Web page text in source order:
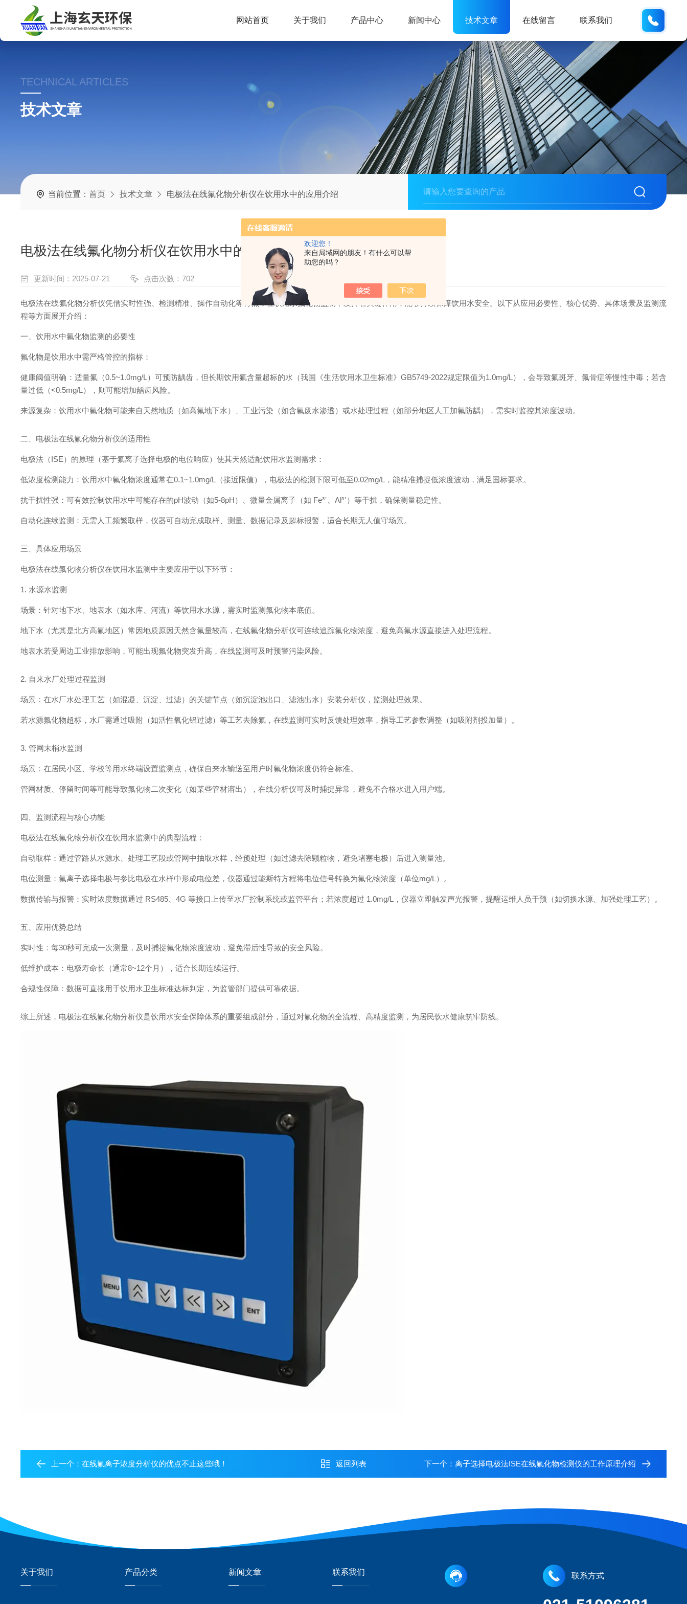
欢迎您！
来自局域网的朋友！有什么可以帮
助您的吗？
网站首页 关于我们 产品中心 新闻中心 技术文章 在线留言 联系我们
TECHNICAL ARTICLES
技术文章
当前位置：首页 技术文章 电极法在线氟化物分析仪在饮用水中的应用介绍
电极法在线氟化物分析仪在饮用水中的应用介绍
更新时间：2025-07-21 点击次数：702
电极法在线氟化物分析仪凭借实时性强、检测精准、操作自动化等特点，在饮用水氟化物监测中发挥着关键作用，能够持续保障饮用水安全。以下从应用必要性、核心优势、具体场景及监测流
程等方面展开介绍：
一、饮用水中氟化物监测的必要性
氟化物是饮用水中需严格管控的指标：
健康阈值明确：适量氟（0.5~1.0mg/L）可预防龋齿，但长期饮用氟含量超标的水（我国《生活饮用水卫生标准》GB5749-2022规定限值为1.0mg/L），会导致氟斑牙、氟骨症等慢性中毒；若含
量过低（<0.5mg/L），则可能增加龋齿风险。
来源复杂：饮用水中氟化物可能来自天然地质（如高氟地下水）、工业污染（如含氟废水渗透）或水处理过程（如部分地区人工加氟防龋），需实时监控其浓度波动。
二、电极法在线氟化物分析仪的适用性
电极法（ISE）的原理（基于氟离子选择电极的电位响应）使其天然适配饮用水监测需求：
低浓度检测能力：饮用水中氟化物浓度通常在0.1~1.0mg/L（接近限值），电极法的检测下限可低至0.02mg/L，能精准捕捉低浓度波动，满足国标要求。
抗干扰性强：可有效控制饮用水中可能存在的pH波动（如5-8pH）、微量金属离子（如 Fe³⁺、Al³⁺）等干扰，确保测量稳定性。
自动化连续监测：无需人工频繁取样，仪器可自动完成取样、测量、数据记录及超标报警，适合长期无人值守场景。
三、具体应用场景
电极法在线氟化物分析仪在饮用水监测中主要应用于以下环节：
1. 水源水监测
场景：针对地下水、地表水（如水库、河流）等饮用水水源，需实时监测氟化物本底值。
地下水（尤其是北方高氟地区）常因地质原因天然含氟量较高，在线氟化物分析仪可连续追踪氟化物浓度，避免高氟水源直接进入处理流程。
地表水若受周边工业排放影响，可能出现氟化物突发升高，在线监测可及时预警污染风险。
2. 自来水厂处理过程监测
场景：在水厂水处理工艺（如混凝、沉淀、过滤）的关键节点（如沉淀池出口、滤池出水）安装分析仪，监测处理效果。
若水源氟化物超标，水厂需通过吸附（如活性氧化铝过滤）等工艺去除氟，在线监测可实时反馈处理效率，指导工艺参数调整（如吸附剂投加量）。
3. 管网末梢水监测
场景：在居民小区、学校等用水终端设置监测点，确保自来水输送至用户时氟化物浓度仍符合标准。
管网材质、停留时间等可能导致氟化物二次变化（如某些管材溶出），在线分析仪可及时捕捉异常，避免不合格水进入用户端。
四、监测流程与核心功能
电极法在线氟化物分析仪在饮用水监测中的典型流程：
自动取样：通过管路从水源水、处理工艺段或管网中抽取水样，经预处理（如过滤去除颗粒物，避免堵塞电极）后进入测量池。
电位测量：氟离子选择电极与参比电极在水样中形成电位差，仪器通过能斯特方程将电位信号转换为氟化物浓度（单位mg/L）。
数据传输与报警：实时浓度数据通过 RS485、4G 等接口上传至水厂控制系统或监管平台；若浓度超过 1.0mg/L，仪器立即触发声光报警，提醒运维人员干预（如切换水源、加强处理工艺）。
五、应用优势总结
实时性：每30秒可完成一次测量，及时捕捉氟化物浓度波动，避免滞后性导致的安全风险。
低维护成本：电极寿命长（通常8~12个月），适合长期连续运行。
合规性保障：数据可直接用于饮用水卫生标准达标判定，为监管部门提供可靠依据。
综上所述，电极法在线氟化物分析仪是饮用水安全保障体系的重要组成部分，通过对氟化物的全流程、高精度监测，为居民饮水健康筑牢防线。
上一个：在线氟离子浓度分析仪的优点不止这些哦！ 返回列表 下一个： 离子选择电极法ISE在线氟化物检测仪的工作原理介绍
关于我们 产品分类 新闻文章 联系我们 联系方式